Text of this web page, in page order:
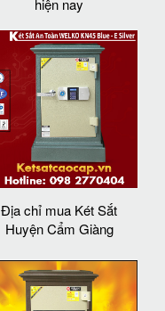
Địa chỉ mua Két Sắt
Huyện Cẩm Giàng